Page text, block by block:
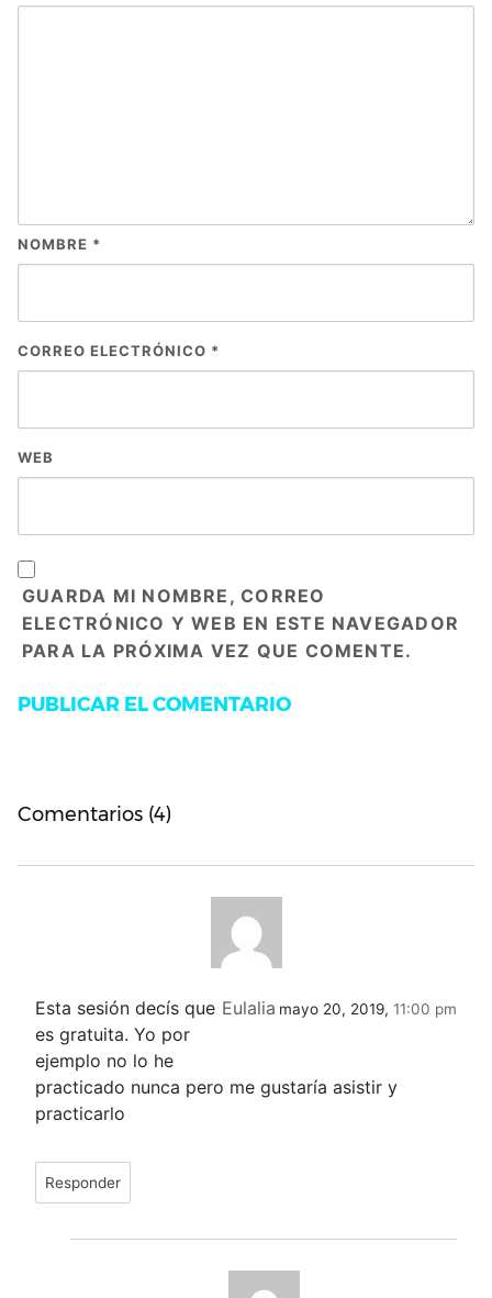
NOMBRE *
CORREO ELECTRÓNICO *
WEB
GUARDA MI NOMBRE, CORREO
ELECTRÓNICO Y WEB EN ESTE NAVEGADOR
PARA LA PRÓXIMA VEZ QUE COMENTE.
Comentarios (4)
Eulalia mayo 20, 2019, 11:00 pm
Esta sesión decís que
es gratuita. Yo por
ejemplo no lo he
practicado nunca pero me gustaría asistir y
practicarlo
Responder